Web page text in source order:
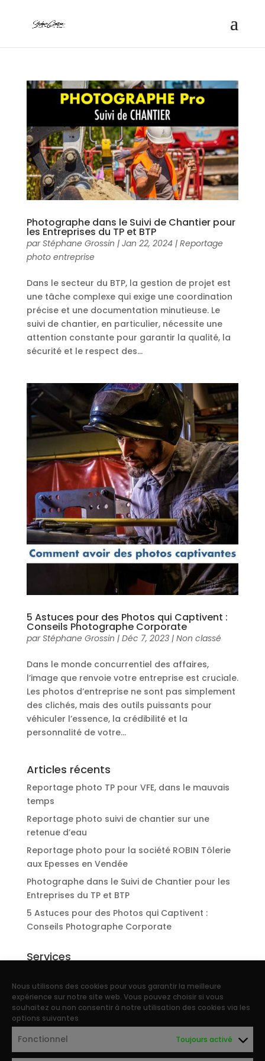
Nous utilisons des cookies pour vous garantir la meilleure
expérience sur notre site web. Vous pouvez choisir si vous
souhaitez ou non consentir à notre utilisation des cookies via les
options suivantes
Fonctionnel Toujours activé
Photographe dans le Suivi de Chantier pour
les Entreprises du TP et BTP
parStéphane Grossin | Jan 22, 2024| Reportage
photo entreprise
Dans le secteur du BTP, la gestion de projet est
une tâche complexe qui exige une coordination
précise et une documentation minutieuse. Le
suivi de chantier, en particulier, nécessite une
attention constante pour garantir la qualité, la
sécurité et le respect des...
5 Astuces pour des Photos qui Captivent :
Conseils Photographe Corporate
parStéphane Grossin | Déc 7, 2023| Non classé
Dans le monde concurrentiel des affaires,
l’image que renvoie votre entreprise est cruciale.
Les photos d’entreprise ne sont pas simplement
des clichés, mais des outils puissants pour
véhiculer l’essence, la crédibilité et la
personnalité de votre...
Articles récents
Reportage photo TP pour VFE, dans le mauvais
temps
Reportage photo suivi de chantier sur une
retenue d’eau
Reportage photo pour la société ROBIN Tôlerie
aux Epesses en Vendée
Photographe dans le Suivi de Chantier pour les
Entreprises du TP et BTP
5 Astuces pour des Photos qui Captivent :
Conseils Photographe Corporate
Services
Portraits photo de collaborateurs
Reportage photo industriel
Photographe Patrimoine, architecture et
immobilier